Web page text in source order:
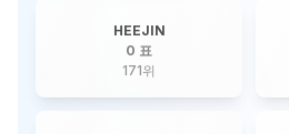
HEEJIN
0 표
171위